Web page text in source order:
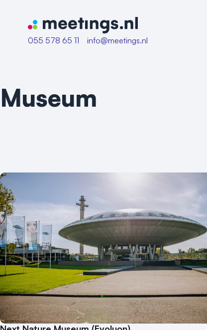
Naar home van Meetings
055 578 65 11
info@meetings.nl
Museum